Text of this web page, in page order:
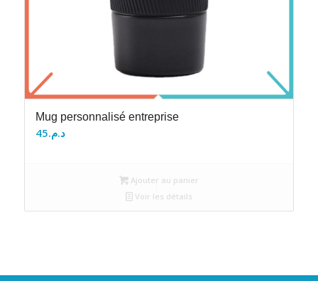
Mug personnalisé entreprise
د.م.45
Ajouter au panier
Voir les détails